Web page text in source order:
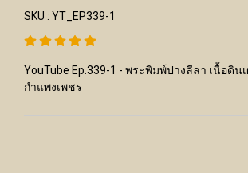
SKU : YT_EP339-1
YouTube Ep.339-1 - พระพิมพ์ปางลีลา เนื้อดิน
กำแพงเพชร